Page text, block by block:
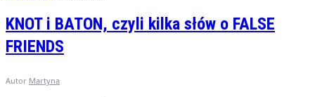
KNOT i BATON, czyli kilka słów o FALSE
FRIENDS
Autor Martyna